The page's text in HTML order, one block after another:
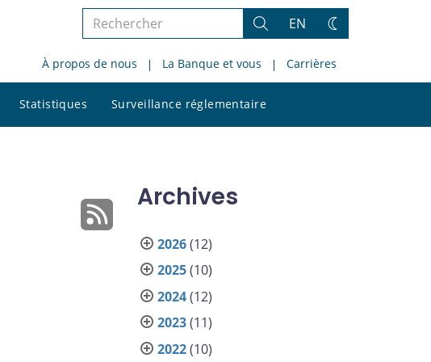
Rechercher
le
site
Rechercher
EN
Changez
thème
À propos de nous La Banque et vous Carrières
Statistiques Surveillance réglementaire
le
Archives
2026(12)
2025(10)
2024(12)
2023(11)
2022(10)